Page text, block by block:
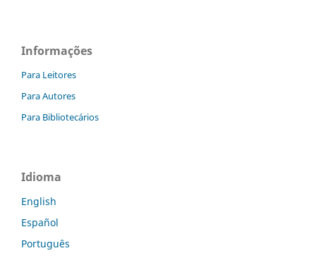
Informações
Para Leitores
Para Autores
Para Bibliotecários
Idioma
English
Español
Português